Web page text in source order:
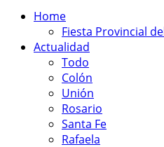
Home
Fiesta Provincial
Actualidad
Todo
Colón
Unión
Rosario
Santa Fe
Rafaela